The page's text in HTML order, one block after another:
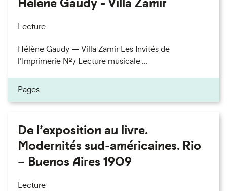
Lecture
Hélène Gaudy — Villa Zamir Les Invités de
l’Imprimerie n°7 Lecture musicale ...
Pages
De l’exposition au livre.
Modernités sud-américaines. Rio
– Buenos Aires 1909
Lecture